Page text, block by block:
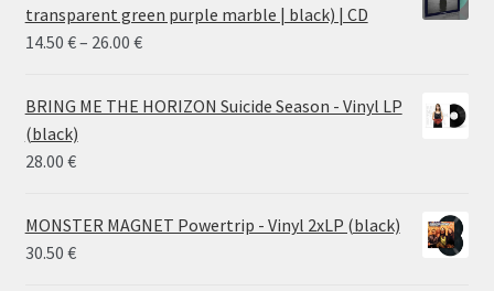
transparent green purple marble | black) | CD
14.50 €– 26.00 €Price
14.50 €
BRING ME THE HORIZON Suicide Season - Vinyl LP
(black)
28.00 €
MONSTER MAGNET Powertrip - Vinyl 2xLP (black)
30.50 €